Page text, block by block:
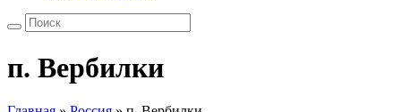
п. Вербилки